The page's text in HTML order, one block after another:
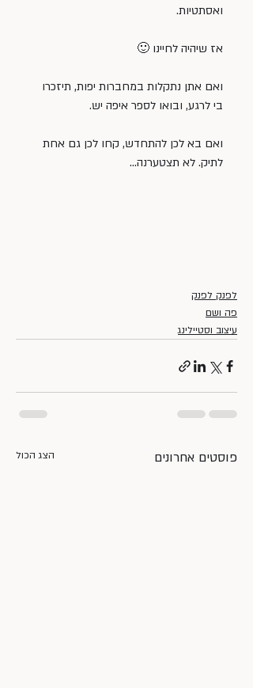
ואסתטיות.
אז שיהיה לחיינו 🙂
ואם אתן נתקלות במחברות יפות, תיזכרו
בי לרגע, ובואו לספר איפה יש.
ואם בא לכן להתחדש, קחו לכן גם אחת
לתיק. לא תצטערנה…
לפנק לפנק
פה ושם
עיצוב וסטיילינג
פוסטים אחרונים הצג הכול